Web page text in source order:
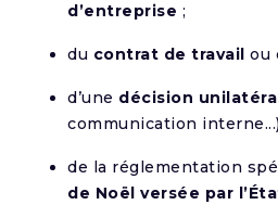
d’entreprise ;
du contrat de travail ou
d’une décision
communication
de la réglementation
de Noël versée par